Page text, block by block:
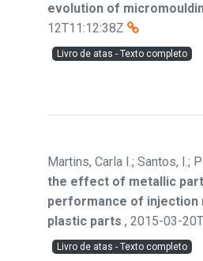
evolution of
12T11:12:38Z
Livro de atas - Texto completo
Martins, Carla I.; Santos, I.;
the effect of metallic
performance of injection
plastic parts , 2015-03-
Livro de atas - Texto completo